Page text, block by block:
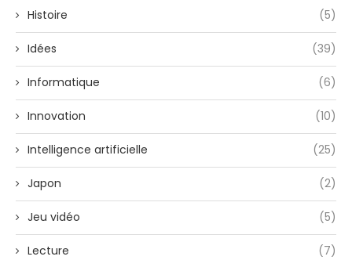
Histoire (5)
Idées (39)
Informatique (6)
Innovation (10)
Intelligence artificielle (25)
Japon (2)
Jeu vidéo (5)
Lecture (7)